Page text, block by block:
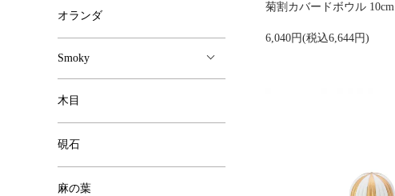
菊割カバードボウル 10cm
6,040円(税込6,644円)
オランダ
Smoky
木目
硯石
麻の葉